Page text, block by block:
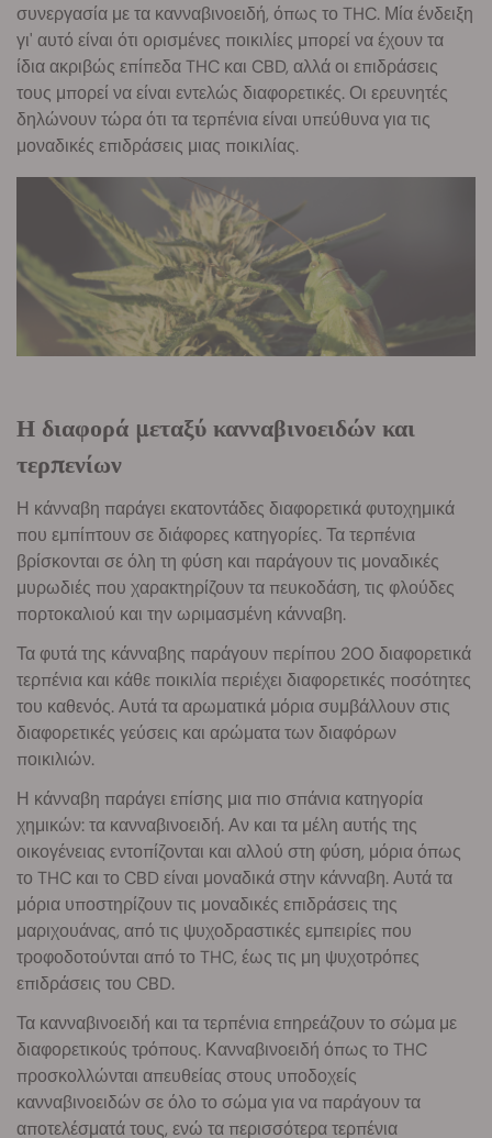
συνεργασία με τα κανναβινοειδή, όπως το THC. Μία ένδειξη
γι' αυτό είναι ότι ορισμένες ποικιλίες μπορεί να έχουν τα
ίδια ακριβώς επίπεδα THC και CBD, αλλά οι επιδράσεις
τους μπορεί να είναι εντελώς διαφορετικές. Οι ερευνητές
δηλώνουν τώρα ότι τα τερπένια είναι υπεύθυνα για τις
μοναδικές επιδράσεις μιας ποικιλίας.
Η διαφορά μεταξύ κανναβινοειδών και
τερπενίων
Η κάνναβη παράγει εκατοντάδες διαφορετικά φυτοχημικά
που εμπίπτουν σε διάφορες κατηγορίες. Τα τερπένια
βρίσκονται σε όλη τη φύση και παράγουν τις μοναδικές
μυρωδιές που χαρακτηρίζουν τα πευκοδάση, τις φλούδες
πορτοκαλιού και την ωριμασμένη κάνναβη.
Τα φυτά της κάνναβης παράγουν περίπου 200 διαφορετικά
τερπένια και κάθε ποικιλία περιέχει διαφορετικές ποσότητες
του καθενός. Αυτά τα αρωματικά μόρια συμβάλλουν στις
διαφορετικές γεύσεις και αρώματα των διαφόρων
ποικιλιών.
Η κάνναβη παράγει επίσης μια πιο σπάνια κατηγορία
χημικών: τα κανναβινοειδή. Αν και τα μέλη αυτής της
οικογένειας εντοπίζονται και αλλού στη φύση, μόρια όπως
το THC και το CBD είναι μοναδικά στην κάνναβη. Αυτά τα
μόρια υποστηρίζουν τις μοναδικές επιδράσεις της
μαριχουάνας, από τις ψυχοδραστικές εμπειρίες που
τροφοδοτούνται από το THC, έως τις μη ψυχοτρόπες
επιδράσεις του CBD.
Τα κανναβινοειδή και τα τερπένια επηρεάζουν το σώμα με
διαφορετικούς τρόπους. Κανναβινοειδή όπως το THC
προσκολλώνται απευθείας στους υποδοχείς
κανναβινοειδών σε όλο το σώμα για να παράγουν τα
αποτελέσματά τους, ενώ τα περισσότερα τερπένια